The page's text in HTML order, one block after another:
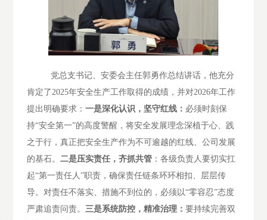
党总支书记、安委会主任郭勇作总结讲话，他充分
肯定了 2025年安全生产工作取得的成绩，并对2026年工作
提出明确要求： 一是深化认识，坚守红线： 必须时刻保
持“安全第一”的高度警醒，将安全发展理念深植于心、践
之于行，真正把安全生产作为不可逾越的红线、公司发展
的基石。 二是压实责任，齐抓共管：各级负责人要切实扛
起“第一责任人”职责，确保责任链条环环相扣、层层传
导。对责任不落实、措施不到位的，必须以“零容忍”态度
严肃追责问责。 三是系统防控，精准治理： 要持续完善双